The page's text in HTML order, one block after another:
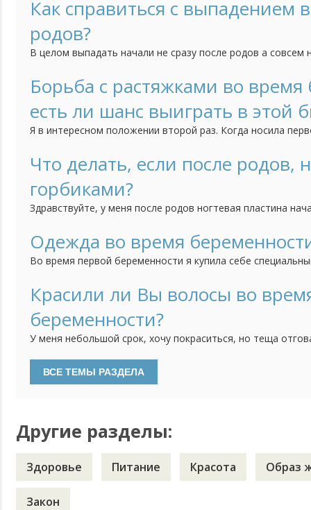
Как справиться с выпадением
родов?
В целом выпадать начали не сразу после родов а совсем
равно удручающе. Это даже не вопрос того сколько я их
всюду: на одежде, на полу, с решеточки в ванной
Борьба с растяжками во время
есть ли шанс выиграть в этой
Я в интересном положении второй раз. Когда носила
я была помоложе, кожа моя была эластичной и вскоре
менее заметны, а потом исчезли совсем. Сейчас мне 32 и
Что делать, если после родов,
горбиками?
Здравствуйте, у меня после родов ногтевая пластина
кальция в организме, но дело в том, что они у меня
ломаются вот только с горбиками проблема. Другие
Одежда во время
Во время первой беременности я купила себе
для кормления. Комбинезон мне очень пригодился и для
докупила только гольфик с отделением для кормления.
это...
Красили ли Вы волосы во
беременности?
У меня небольшой срок, хочу покраситься, но теща
голове 9 месяцев ходить не хочется. А что Вы думаете
волосы? Какими красками? Не навредило ли?
Другие разделы:
Здоровье Питание Красота Образ
Закон